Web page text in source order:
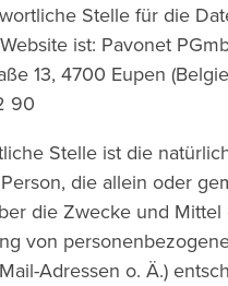
Stelle für die
ist: Pavonet
13, 4700 Eupen
90
Stelle ist die
die allein oder
die Zwecke und Mittel
von
Adressen o. Ä.)